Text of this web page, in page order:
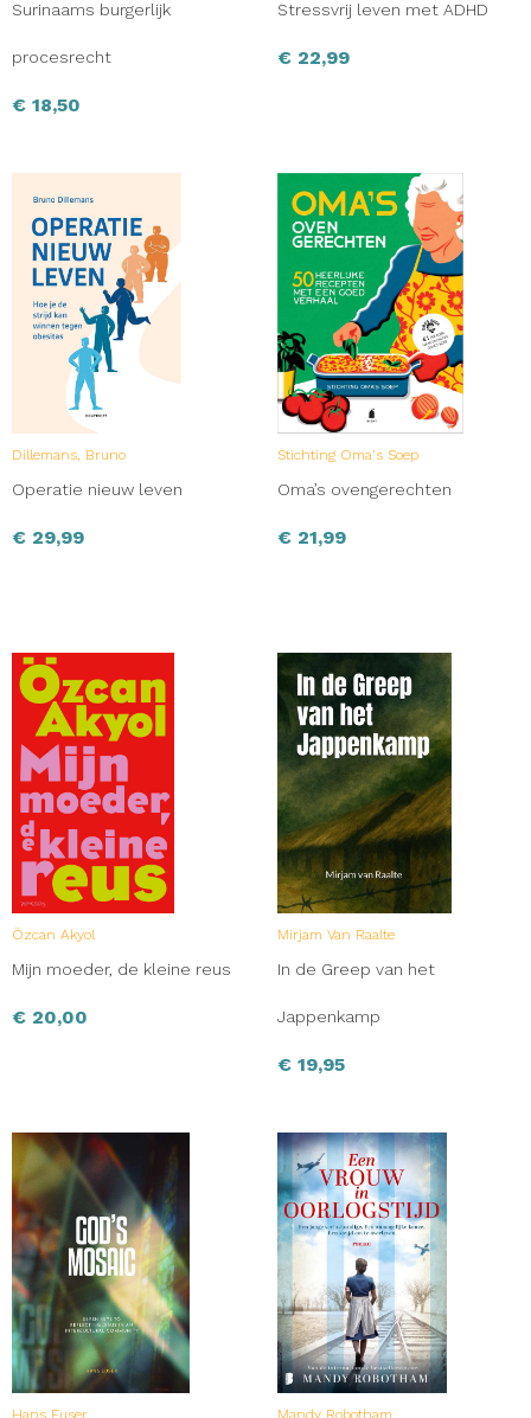
Surinaams burgerlijk
procesrecht
€ 18,50
Stressvrij leven met ADHD
€ 22,99
Dillemans, Bruno
Operatie nieuw leven
€ 29,99
Stichting Oma's Soep
Oma’s ovengerechten
€ 21,99
Özcan Akyol
Mijn moeder, de kleine reus
€ 20,00
Mirjam Van Raalte
In de Greep van het
Jappenkamp
€ 19,95
Hans Euser Mandy Robotham